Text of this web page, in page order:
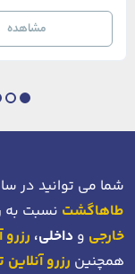
رستوران‌ها و ویلاها در
بی‌نظیر از استانبول معاصر را
مشاهده
شما می توانید در
طاهاگشت نسبت به
خارجی و داخلی،
همچنین رزرو